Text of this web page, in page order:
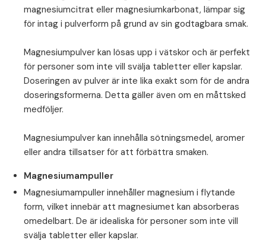
magnesiumcitrat eller magnesiumkarbonat, lämpar sig
för intag i pulverform på grund av sin godtagbara smak.
⁠Magnesiumpulver kan lösas upp i vätskor och är perfekt
för personer som inte vill svälja tabletter eller kapslar.
Doseringen av pulver är inte lika exakt som för de andra
doseringsformerna. Detta gäller även om en måttsked
medföljer.
⁠Magnesiumpulver kan innehålla sötningsmedel, aromer
eller andra tillsatser för att förbättra smaken.
Magnesiumampuller
Magnesiumampuller innehåller magnesium i flytande
form, vilket innebär att magnesiumet kan absorberas
omedelbart. De är idealiska för personer som inte vill
svälja tabletter eller kapslar.